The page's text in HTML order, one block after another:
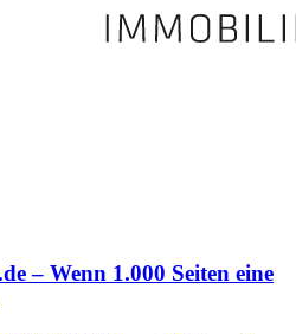
– Wenn 1.000 Seiten eine